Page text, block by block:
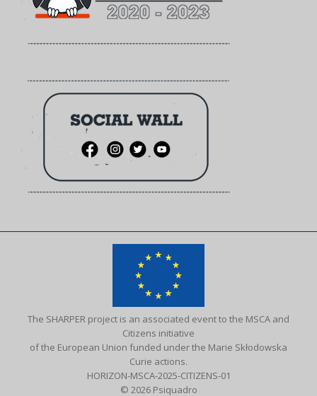
The SHARPER project is an associated event to the MSCA and
Citizens initiative
of the European Union funded under the Marie Skłodowska
Curie actions.
HORIZON-MSCA-2025-CITIZENS-01
© 2026 Psiquadro